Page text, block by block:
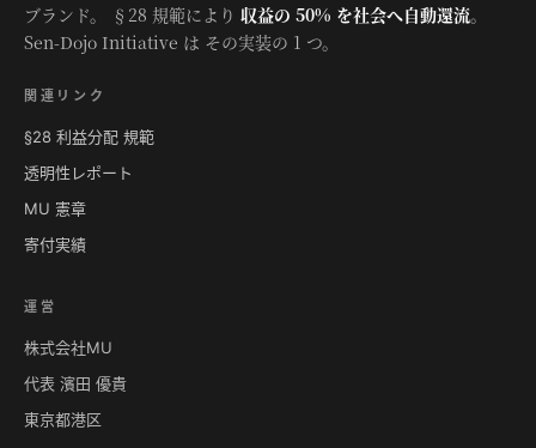
ブランド。 §28 規範により 収益の 50% を社会へ自動還流。
Sen-Dojo Initiative は その実装の 1 つ。
関連リンク
§28 利益分配 規範
透明性レポート
MU 憲章
寄付実績
運営
株式会社MU
代表 濱田 優貴
東京都港区